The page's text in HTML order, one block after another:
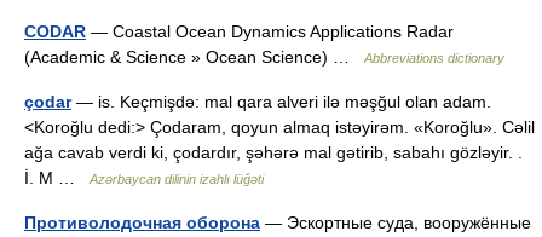
CODAR — Coastal Ocean Dynamics Applications Radar
(Academic & Science » Ocean Science) …
Abbreviations dictionary
çodar— is. Keçmişdə: mal qara alveri ilə məşğul olan adam.
<Koroğlu dedi:> Çodaram, qoyun almaq istəyirəm. «Koroğlu». Cəlil
ağa cavab verdi ki, çodardır, şəhərə mal gətirib, sabahı gözləyir. .
İ. M …
Azərbaycan dilinin izahlı lüğəti
Противолодочная оборона — Эскортные суда, вооружённые